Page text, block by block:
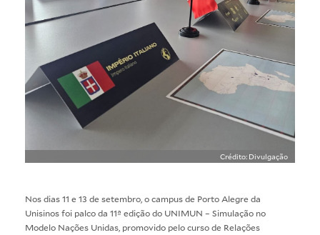
Crédito: Divulgação
Nos dias 11 e 13 de setembro, o campus de Porto Alegre da
Unisinos foi palco da 11ª edição do UNIMUN – Simulação no
Modelo Nações Unidas, promovido pelo curso de Relações